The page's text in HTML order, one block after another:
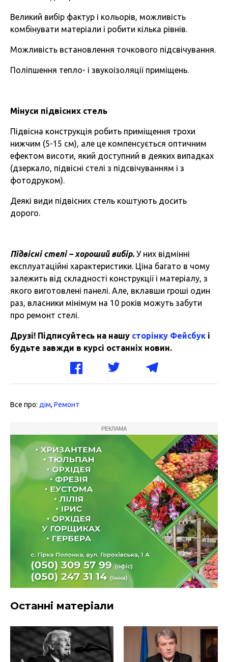
Великий вибір фактур і кольорів, можливість
комбінувати матеріали і робити кілька рівнів.
Можливість встановлення точкового підсвічування.
Поліпшення тепло- і звукоізоляції приміщень.
Мінуси підвісних стель
Підвісна конструкція робить приміщення трохи
нижчим (5-15 см), але це компенсується оптичним
ефектом висоти, який доступний в деяких випадках
(дзеркало, підвісні стелі з підсвічуванням і з
фотодруком).
Деякі види підвісних стель коштують досить
дорого.
Підвісні стелі – хороший вибір. У них відмінні
експлуатаційні характеристики. Ціна багато в чому
залежить від складності конструкції і матеріалу, з
якого виготовлені панелі. Але, вклавши гроші один
раз, власники мінімум на 10 років можуть забути
про ремонт стелі.
Друзі! Підписуйтесь на нашу сторінку Фейсбук і
будьте завжди в курсі останніх новин.
Все про: дім, Ремонт
РЕКЛАМА
Останні матеріали